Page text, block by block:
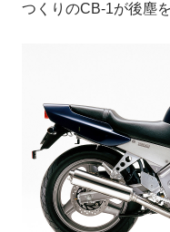
つくりのCB-1が後塵